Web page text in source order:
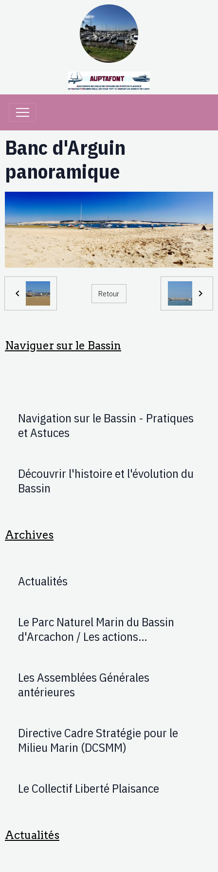
Banc d'Arguin
panoramique
Retour
Naviguer sur le Bassin
Navigation sur le Bassin - Pratiques
et Astuces
Découvrir l'histoire et l'évolution du
Bassin
Archives
Actualités
Le Parc Naturel Marin du Bassin
d'Arcachon / Les actions
Les Assemblées Générales
antérieures
Directive Cadre Stratégie pour le
Milieu Marin (DCSMM)
Le Collectif Liberté Plaisance
Actualités